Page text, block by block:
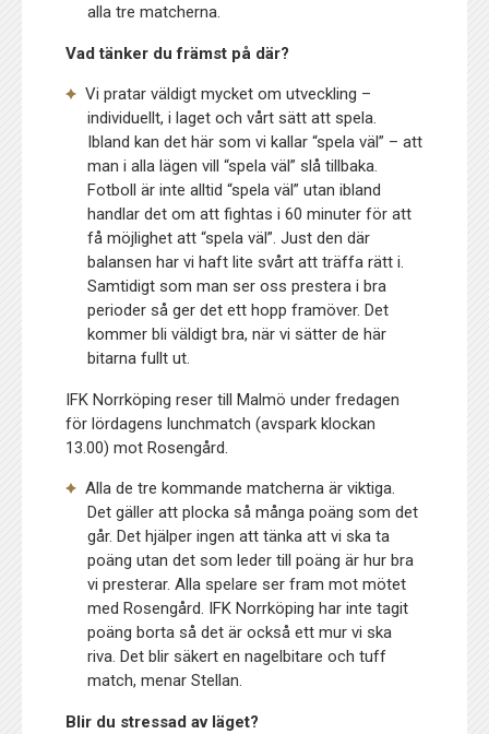
alla tre matcherna.
Vad tänker du främst på där?
Vi pratar väldigt mycket om utveckling –
individuellt, i laget och vårt sätt att spela.
Ibland kan det här som vi kallar “spela väl” – att
man i alla lägen vill “spela väl” slå tillbaka.
Fotboll är inte alltid “spela väl” utan ibland
handlar det om att fightas i 60 minuter för att
få möjlighet att “spela väl”. Just den där
balansen har vi haft lite svårt att träffa rätt i.
Samtidigt som man ser oss prestera i bra
perioder så ger det ett hopp framöver. Det
kommer bli väldigt bra, när vi sätter de här
bitarna fullt ut.
IFK Norrköping reser till Malmö under fredagen
för lördagens lunchmatch (avspark klockan
13.00) mot Rosengård.
Alla de tre kommande matcherna är viktiga.
Det gäller att plocka så många poäng som det
går. Det hjälper ingen att tänka att vi ska ta
poäng utan det som leder till poäng är hur bra
vi presterar. Alla spelare ser fram mot mötet
med Rosengård. IFK Norrköping har inte tagit
poäng borta så det är också ett mur vi ska
riva. Det blir säkert en nagelbitare och tuff
match, menar Stellan.
Blir du stressad av läget?